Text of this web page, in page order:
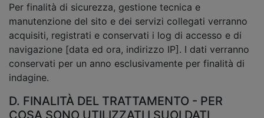
Per finalità di sicurezza, gestione tecnica e
manutenzione del sito e dei servizi collegati verranno
acquisiti, registrati e conservati i log di accesso e di
navigazione [data ed ora, indirizzo IP]. I dati verranno
conservati per un anno esclusivamente per finalità di
indagine.
D. FINALITÀ DEL TRATTAMENTO - PER
COSA SONO UTILIZZATI I SUOI DATI